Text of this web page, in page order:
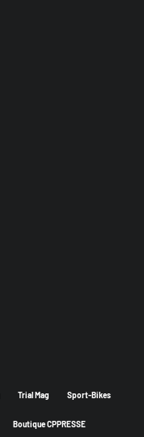
Trial Mag Sport-Bikes
Boutique CPPRESSE